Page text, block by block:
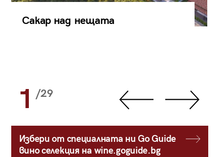
Сакар над нещата
1 /29
Избери от специалната ни Go Guide
вино селекция на wine.goguide.bg